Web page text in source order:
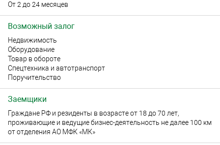
От 2 до 24 месяцев
Возможный залог
Недвижимость
Оборудование
Товар в обороте
Спецтехника и автотранспорт
Поручительство
Заемщики
Граждане РФ и резиденты в возрасте от 18 до 70 лет,
проживающие и ведущие бизнес-деятельность не далее 100 км
от отделения АО МФК «МК»